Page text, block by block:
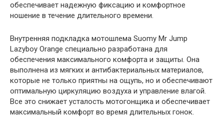
обеспечивает надежную фиксацию и комфортное
ношение в течение длительного времени.
Внутренняя подкладка мотошлема Suomy Mr Jump
Lazyboy Orange специально разработана для
обеспечения максимального комфорта и защиты. Она
выполнена из мягких и антибактериальных материалов,
которые не только приятны на ощупь, но и обеспечивают
оптимальную циркуляцию воздуха и управление влагой.
Все это снижает усталость мотогонщика и обеспечивает
максимальный комфорт во время длительных гонок.